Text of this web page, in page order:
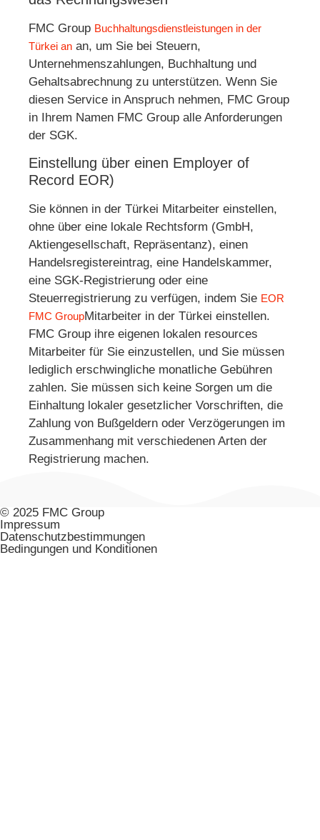
FMC Group Buchhaltungsdienstleistungen in der
Türkei an an, um Sie bei Steuern,
Unternehmenszahlungen, Buchhaltung und
Gehaltsabrechnung zu unterstützen. Wenn Sie
diesen Service in Anspruch nehmen, FMC Group
in Ihrem Namen FMC Group alle Anforderungen
der SGK.
Einstellung über einen Employer of
Record EOR)
Sie können in der Türkei Mitarbeiter einstellen,
ohne über eine lokale Rechtsform (GmbH,
Aktiengesellschaft, Repräsentanz), einen
Handelsregistereintrag, eine Handelskammer,
eine SGK-Registrierung oder eine
Steuerregistrierung zu verfügen, indem Sie EOR
FMC GroupMitarbeiter in der Türkei einstellen.
FMC Group ihre eigenen lokalen resources
Mitarbeiter für Sie einzustellen, und Sie müssen
lediglich erschwingliche monatliche Gebühren
zahlen. Sie müssen sich keine Sorgen um die
Einhaltung lokaler gesetzlicher Vorschriften, die
Zahlung von Bußgeldern oder Verzögerungen im
Zusammenhang mit verschiedenen Arten der
Registrierung machen.
© 2025 FMC Group
Impressum
Datenschutzbestimmungen
Bedingungen und Konditionen